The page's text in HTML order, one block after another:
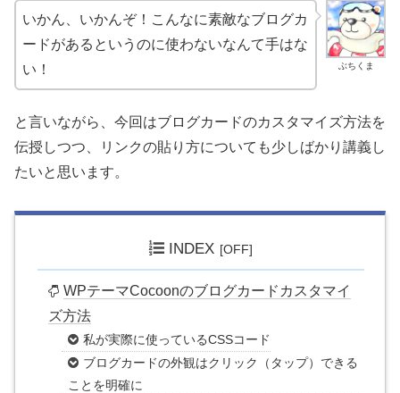
ぶちくま
いかん、いかんぞ！こんなに素敵なブログカ
ードがあるというのに使わないなんて手はな
い！
と言いながら、今回はブログカードのカスタマイズ方法を
伝授しつつ、リンクの貼り方についても少しばかり講義し
たいと思います。
INDEX
WPテーマCocoonのブログカードカスタマイ
ズ方法
私が実際に使っているCSSコード
ブログカードの外観はクリック（タップ）できる
ことを明確に